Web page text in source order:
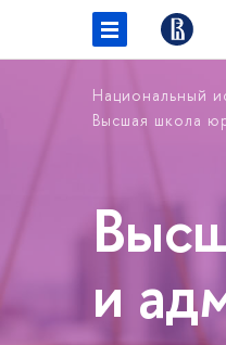
Национальный
Высшая школа
и